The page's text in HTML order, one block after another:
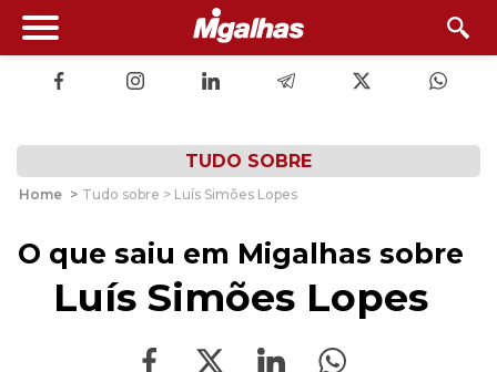
TUDO SOBRE
Home > Tudo sobre > Luís Simões Lopes
O que saiu em Migalhas sobre
Luís Simões Lopes